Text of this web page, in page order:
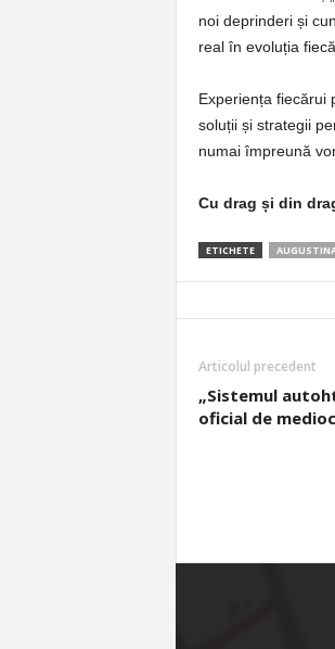
noi deprinderi și
real în evoluția
Experiența fiecărui
soluții și strategii
numai împreună
Cu drag și din
ETICHETE
Articolul precedent
„Sistemul
oficial de